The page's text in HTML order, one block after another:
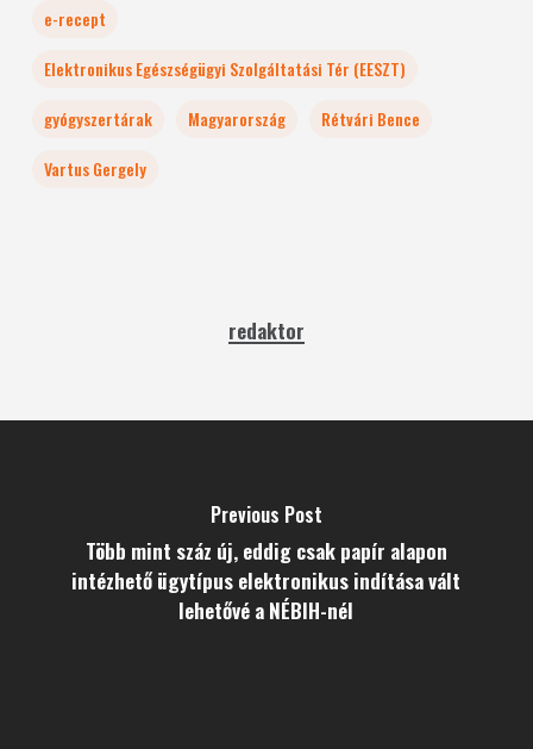
e-recept
Elektronikus Egészségügyi Szolgáltatási Tér (EESZT)
gyógyszertárak
Magyarország
Rétvári Bence
Vartus Gergely
redaktor
Previous Post
Több mint száz új, eddig csak papír alapon
intézhető ügytípus elektronikus indítása vált
lehetővé a NÉBIH-nél